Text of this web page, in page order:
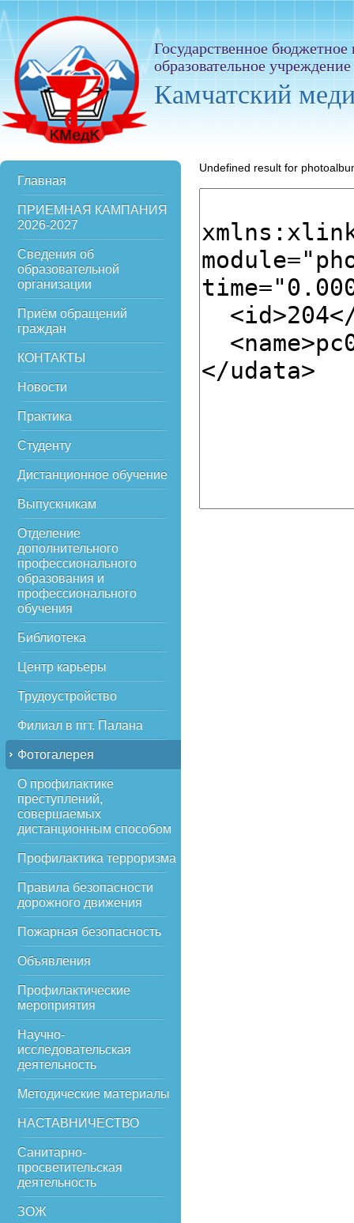
Государственное
образовательное
Камчатский
Главная
ПРИЕМНАЯ КАМПАНИЯ
2026-2027
Сведения об
образовательной
организации
Приём обращений
граждан
КОНТАКТЫ
Новости
Практика
Студенту
Дистанционное обучение
Выпускникам
Отделение
дополнительного
профессионального
образования и
профессионального
обучения
Библиотека
Центр карьеры
Трудоустройство
Филиал в пгт. Палана
Фотогалерея
О профилактике
преступлений,
совершаемых
дистанционным способом
Профилактика терроризма
Правила безопасности
дорожного движения
Пожарная безопасность
Объявления
Профилактические
мероприятия
Научно-
исследовательская
деятельность
Методические материалы
НАСТАВНИЧЕСТВО
Санитарно-
просветительская
деятельность
ЗОЖ
Undefined result for